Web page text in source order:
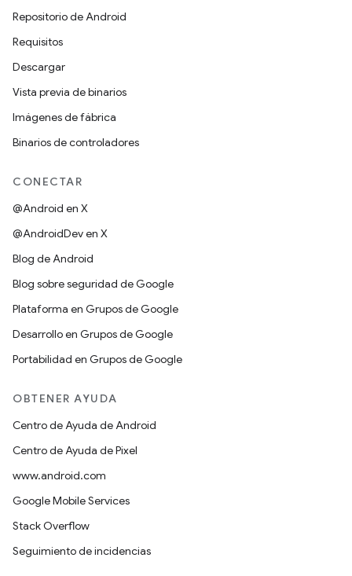
Repositorio de Android
Requisitos
Descargar
Vista previa de binarios
Imágenes de fábrica
Binarios de controladores
CONECTAR
@Android en X
@AndroidDev en X
Blog de Android
Blog sobre seguridad de Google
Plataforma en Grupos de Google
Desarrollo en Grupos de Google
Portabilidad en Grupos de Google
OBTENER AYUDA
Centro de Ayuda de Android
Centro de Ayuda de Pixel
www.android.com
Google Mobile Services
Stack Overflow
Seguimiento de incidencias